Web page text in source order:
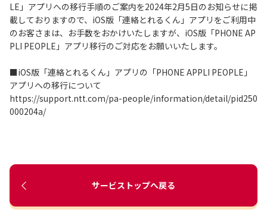
LE」アプリへの移行手順のご案内を2024年2月5日のお知らせに掲
載しておりますので、iOS版「連絡とれるくん」アプリをご利用中
のお客さまは、お手数をおかけいたしますが、iOS版「PHONE AP
PLI PEOPLE」アプリ移行のご対応をお願いいたします。
■iOS版「連絡とれるくん」アプリの「PHONE APPLI PEOPLE」
アプリへの移行について
https://support.ntt.com/pa-people/information/detail/pid250
000204a/
サービストップへ戻る